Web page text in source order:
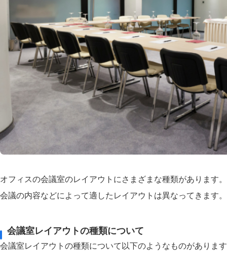
オフィスの会議室のレイアウトにさまざまな種類があります
会議の内容などによって適したレイアウトは異なってきます
会議室レイアウトの種類について
会議室レイアウトの種類について以下のようなものがありま